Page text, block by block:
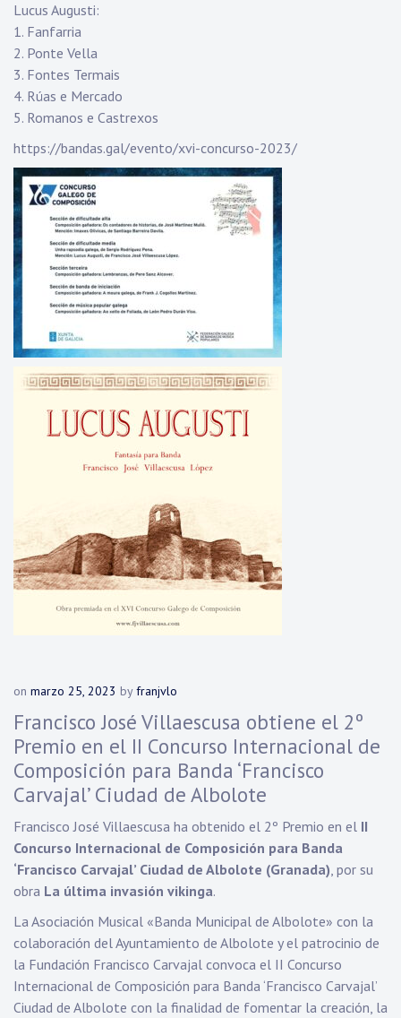
Lucus Augusti:
1. Fanfarria
2. Ponte Vella
3. Fontes Termais
4. Rúas e Mercado
5. Romanos e Castrexos
https://bandas.gal/evento/xvi-concurso-2023/
on marzo 25, 2023 byfranjvlo
Francisco José Villaescusa obtiene el 2º
Premio en el II Concurso Internacional de
Composición para Banda ‘Francisco
Carvajal’ Ciudad de Albolote
Francisco José Villaescusa ha obtenido el 2º Premio en el II
Concurso Internacional de Composición para Banda
‘Francisco Carvajal’ Ciudad de Albolote (Granada), por su
obra La última invasión vikinga.
La Asociación Musical «Banda Municipal de Albolote» con la
colaboración del Ayuntamiento de Albolote y el patrocinio de
la Fundación Francisco Carvajal convoca el II Concurso
Internacional de Composición para Banda ‘Francisco Carvajal’
Ciudad de Albolote con la finalidad de fomentar la creación, la